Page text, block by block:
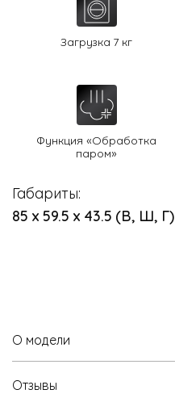
8 800 3333 887
Загрузка 7 кг
Функция «Обработка
паром»
Габариты:
85 х 59.5 х 43.5 (В, Ш, Г)
О модели
Отзывы